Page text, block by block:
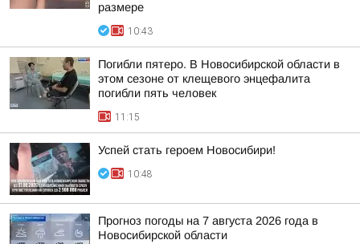
размере
10:43
Погибли пятеро. В Новосибирской области в
этом сезоне от клещевого энцефалита
погибли пять человек
11:15
Успей стать героем Новосибири!
10:48
Прогноз погоды на 7 августа 2026 года в
Новосибирской области